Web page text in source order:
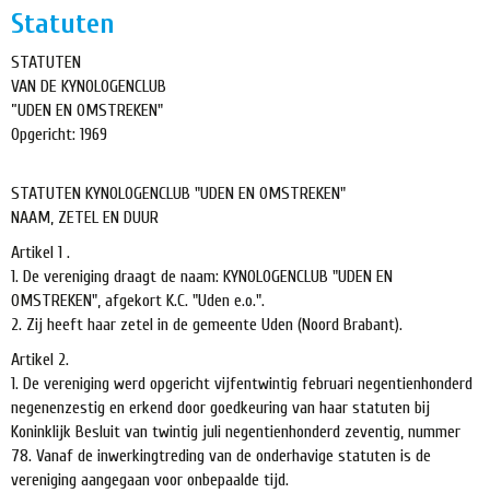
Statuten
STATUTEN
VAN DE KYNOLOGENCLUB
”UDEN EN OMSTREKEN"
Opgericht: 1969
STATUTEN KYNOLOGENCLUB "UDEN EN OMSTREKEN"
NAAM, ZETEL EN DUUR
Artikel 1 .
1. De vereniging draagt de naam: KYNOLOGENCLUB "UDEN EN
OMSTREKEN", afgekort K.C. "Uden e.o.".
2. Zij heeft haar zetel in de gemeente Uden (Noord Brabant).
Artikel 2.
1. De vereniging werd opgericht vijfentwintig februari negentienhonderd
negenenzestig en erkend door goedkeuring van haar statuten bij
Koninklijk Besluit van twintig juli negentienhonderd zeventig, nummer
78. Vanaf de inwerkingtreding van de onderhavige statuten is de
vereniging aangegaan voor onbepaalde tijd.